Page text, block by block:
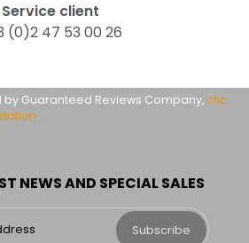
Service client
(0)2 47 53 00 26
NEWS AND SPECIAL SALES
Subscribe
Guaranteed Reviews Company,clic
.